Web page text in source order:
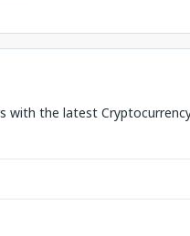
with the latest